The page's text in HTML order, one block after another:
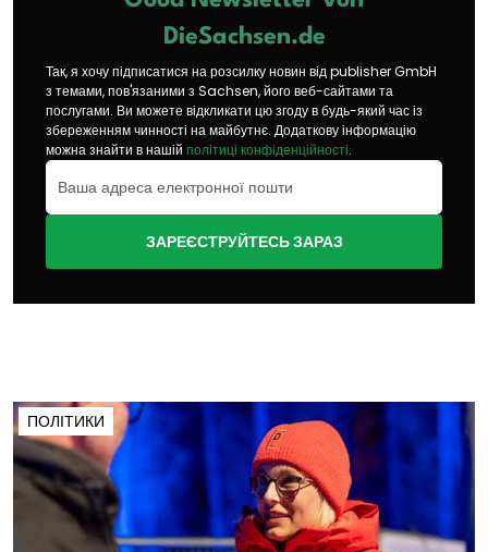
DieSachsen.de
Так, я хочу підписатися на розсилку новин від publisher GmbH
з темами, пов'язаними з Sachsen, його веб-сайтами та
послугами. Ви можете відкликати цю згоду в будь-який час із
збереженням чинності на майбутнє. Додаткову інформацію
можна знайти в нашій політиці конфіденційності.
ЗАРЕЄСТРУЙТЕСЬ ЗАРАЗ
ПОЛІТИКИ